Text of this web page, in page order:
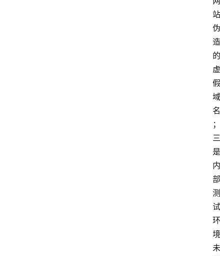
站
伪
造
的
虚
假
域
名
；
三
是
内
部
测
试
环
境
未